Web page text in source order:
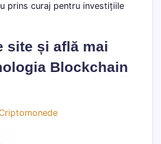
prins curaj pentru investițiile
site și află mai
Blockchain